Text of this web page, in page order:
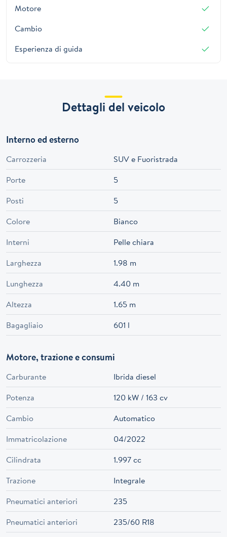
Motore
Cambio
Esperienza di guida
Dettagli del veicolo
Interno ed esterno
Carrozzeria
SUV e Fuoristrada
Porte
5
Posti
5
Colore
Bianco
Interni
Pelle chiara
Larghezza
1.98 m
Lunghezza
4.40 m
Altezza
1.65 m
Bagagliaio
601 l
Motore, trazione e consumi
Carburante
Ibrida diesel
Potenza
120 kW / 163 cv
Cambio
Automatico
Immatricolazione
04/2022
Cilindrata
1.997 cc
Trazione
Integrale
Pneumatici anteriori
235
Pneumatici anteriori
235/60 R18